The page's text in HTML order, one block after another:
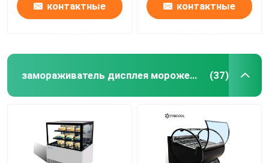
контактные контактные
замораживатель дисплея мороженого (37)